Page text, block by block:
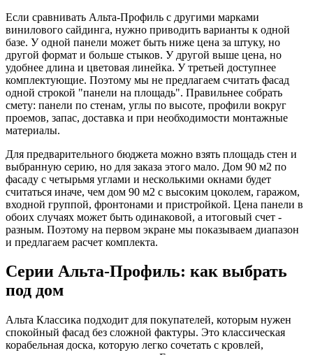
Если сравнивать Альта-Профиль с другими марками
винилового сайдинга, нужно приводить варианты к одной
базе. У одной панели может быть ниже цена за штуку, но
другой формат и больше стыков. У другой выше цена, но
удобнее длина и цветовая линейка. У третьей доступнее
комплектующие. Поэтому мы не предлагаем считать фасад
одной строкой "панели на площадь". Правильнее собрать
смету: панели по стенам, углы по высоте, профили вокруг
проемов, запас, доставка и при необходимости монтажные
материалы.
Для предварительного бюджета можно взять площадь стен и
выбранную серию, но для заказа этого мало. Дом 90 м2 по
фасаду с четырьмя углами и несколькими окнами будет
считаться иначе, чем дом 90 м2 с высоким цоколем, гаражом,
входной группой, фронтонами и пристройкой. Цена панели в
обоих случаях может быть одинаковой, а итоговый счет -
разным. Поэтому на первом экране мы показываем диапазон
и предлагаем расчет комплекта.
Серии Альта-Профиль: как выбрать
под дом
Альта Классика подходит для покупателей, которым нужен
спокойный фасад без сложной фактуры. Это классическая
корабельная доска, которую легко сочетать с кровлей,